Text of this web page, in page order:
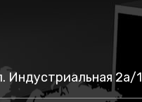
Индустриальная 2а/1